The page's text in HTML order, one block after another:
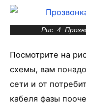
Рис. 4:
Посмотрите на
схемы, вам
сети и от
кабеля фазы